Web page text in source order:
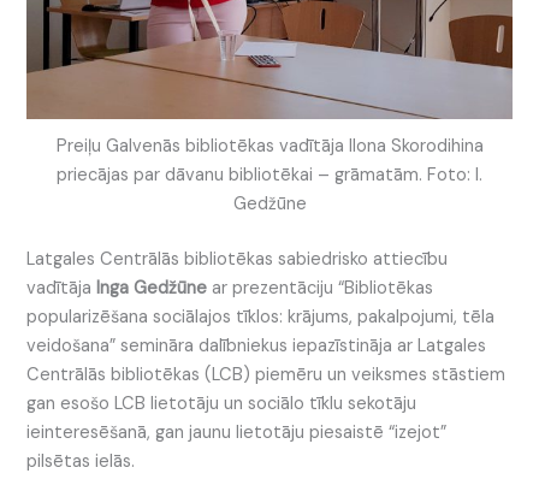
Preiļu Galvenās bibliotēkas vadītāja Ilona Skorodihina
priecājas par dāvanu bibliotēkai – grāmatām. Foto: I.
Gedžūne
Latgales Centrālās bibliotēkas sabiedrisko attiecību
vadītājaInga Gedžūne ar prezentāciju “Bibliotēkas
popularizēšana sociālajos tīklos: krājums, pakalpojumi, tēla
veidošana” semināra dalībniekus iepazīstināja ar Latgales
Centrālās bibliotēkas (LCB) piemēru un veiksmes stāstiem
gan esošo LCB lietotāju un sociālo tīklu sekotāju
ieinteresēšanā, gan jaunu lietotāju piesaistē “izejot”
pilsētas ielās.